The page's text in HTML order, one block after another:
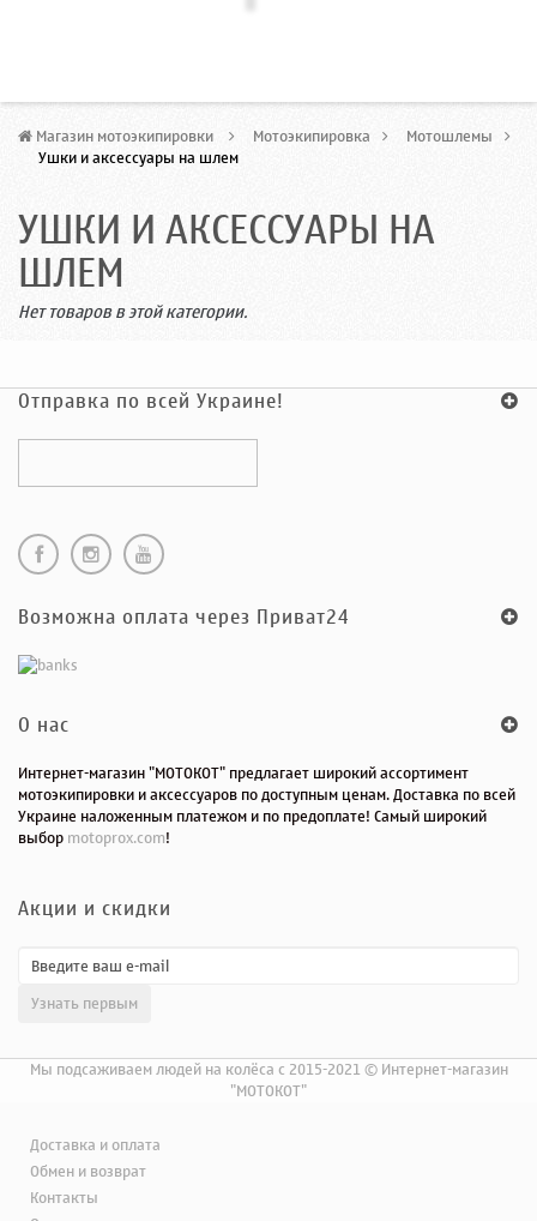
Магазин мотоэкипировки > Мотоэкипировка > Мотошлемы
Ушки и аксессуары на шлем
УШКИ И АКСЕССУАРЫ НА
ШЛЕМ
Нет товаров в этой категории.
Отправка по всей Украине!
Возможна оплата через Приват24
O нас
Интернет-магазин "МОТОКОТ" предлагает широкий ассортимент
мотоэкипировки и аксессуаров по доступным ценам. Доставка по всей
Украине наложенным платежом и по предоплате! Самый широкий
выборmotoprox.com!
Акции и скидки
Мы подсаживаем людей на колёса с 2015-2021 © Интернет-магазин
"МОТОКОТ"
Доставка и оплата
Обмен и возврат
Контакты